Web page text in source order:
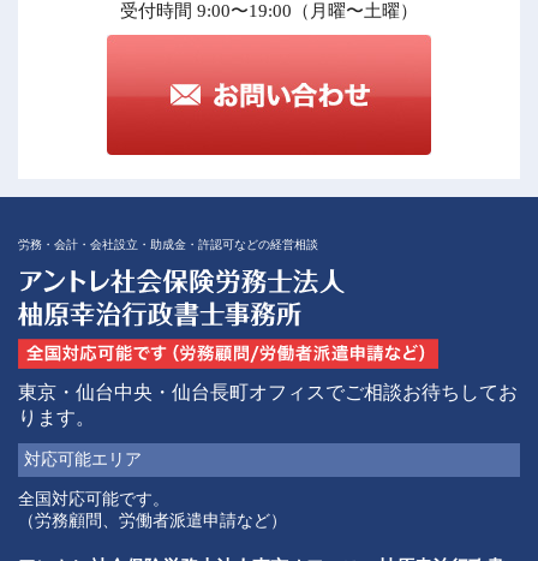
受付時間 9:00〜19:00（月曜〜土曜）
労務・会計・会社設立・助成金・許認可などの経営相談
東京・仙台中央・仙台長町オフィスでご相談お待ちしてお
ります。
対応可能エリア
全国対応可能です。
（労務顧問、労働者派遣申請など）